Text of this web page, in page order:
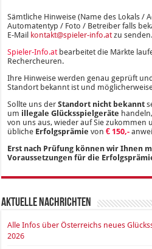
Sämtliche Hinweise (Name des Lokals /
Automatentyp / Foto / Betreiber falls
E-Mail kontakt@spieler-info.at zu senden.
Spieler-Info.at bearbeitet die Märkte
Rechercheuren.
Ihre Hinweise werden genau geprüft
Standort bekannt ist und
Sollte uns derStandort nicht bekannt
um illegale Glücksspielgeräte
von uns aus, wieder auf Sie zukommen
übliche Erfolgsprämievon € 150,-
Erst nach Prüfung können wir Ihnen
Voraussetzungen für die
Aktuelle Nachrichten
Alle Infos über Österreichs neues
2026